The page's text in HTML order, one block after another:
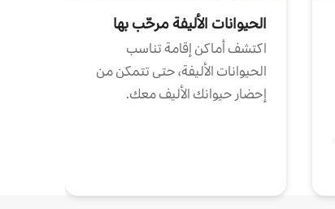
الحيوانات الأليفة مرحّب بها
اكتشف أماكن إقامة تناسب
الحيوانات الأليفة، حتى تتمكن من
إحضار حيوانك الأليف معك.